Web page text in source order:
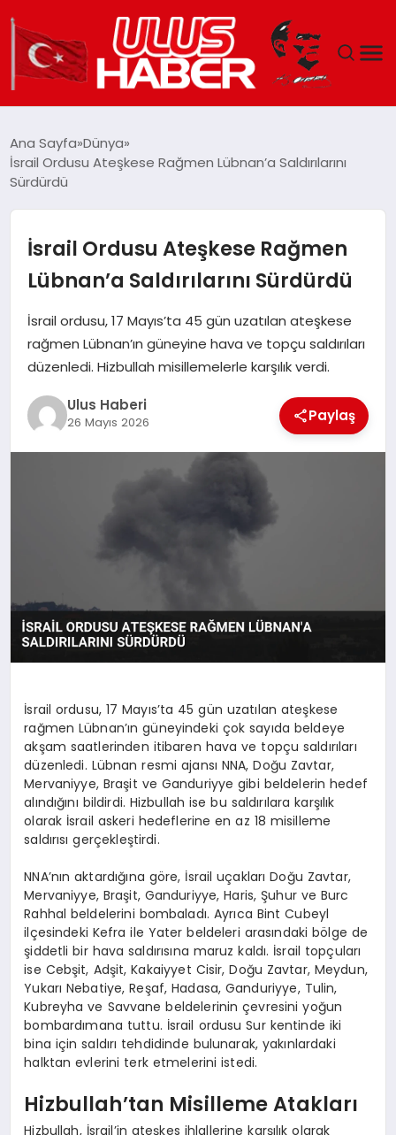
DÜNYA
TEKNOLOJI
EĞITIM
MAGAZIN
SPOR
Ana Sayfa Dünya
İsrail Ordusu Ateşkese Rağmen Lübnan’a Saldırılarını
Sürdürdü
İsrail Ordusu Ateşkese Rağmen
Lübnan’a Saldırılarını Sürdürdü
İsrail ordusu, 17 Mayıs’ta 45 gün uzatılan ateşkese
rağmen Lübnan’ın güneyine hava ve topçu saldırıları
düzenledi. Hizbullah misillemelerle karşılık verdi.
Ulus Haberi
26 Mayıs 2026 Paylaş
İsrail ordusu, 17 Mayıs’ta 45 gün uzatılan ateşkese
rağmen Lübnan’ın güneyindeki çok sayıda beldeye
akşam saatlerinden itibaren hava ve topçu saldırıları
düzenledi. Lübnan resmi ajansı NNA, Doğu Zavtar,
Mervaniyye, Braşit ve Ganduriyye gibi beldelerin hedef
alındığını bildirdi. Hizbullah ise bu saldırılara karşılık
olarak İsrail askeri hedeflerine en az 18 misilleme
saldırısı gerçekleştirdi.
NNA’nın aktardığına göre, İsrail uçakları Doğu Zavtar,
Mervaniyye, Braşit, Ganduriyye, Haris, Şuhur ve Burc
Rahhal beldelerini bombaladı. Ayrıca Bint Cubeyl
ilçesindeki Kefra ile Yater beldeleri arasındaki bölge de
şiddetli bir hava saldırısına maruz kaldı. İsrail topçuları
ise Cebşit, Adşit, Kakaiyyet Cisir, Doğu Zavtar, Meydun,
Yukarı Nebatiye, Reşaf, Hadasa, Ganduriyye, Tulin,
Kubreyha ve Savvane beldelerinin çevresini yoğun
bombardımana tuttu. İsrail ordusu Sur kentinde iki
bina için saldırı tehdidinde bulunarak, yakınlardaki
halktan evlerini terk etmelerini istedi.
Hizbullah’tan Misilleme Atakları
Hizbullah, İsrail’in ateşkes ihlallerine karşılık olarak